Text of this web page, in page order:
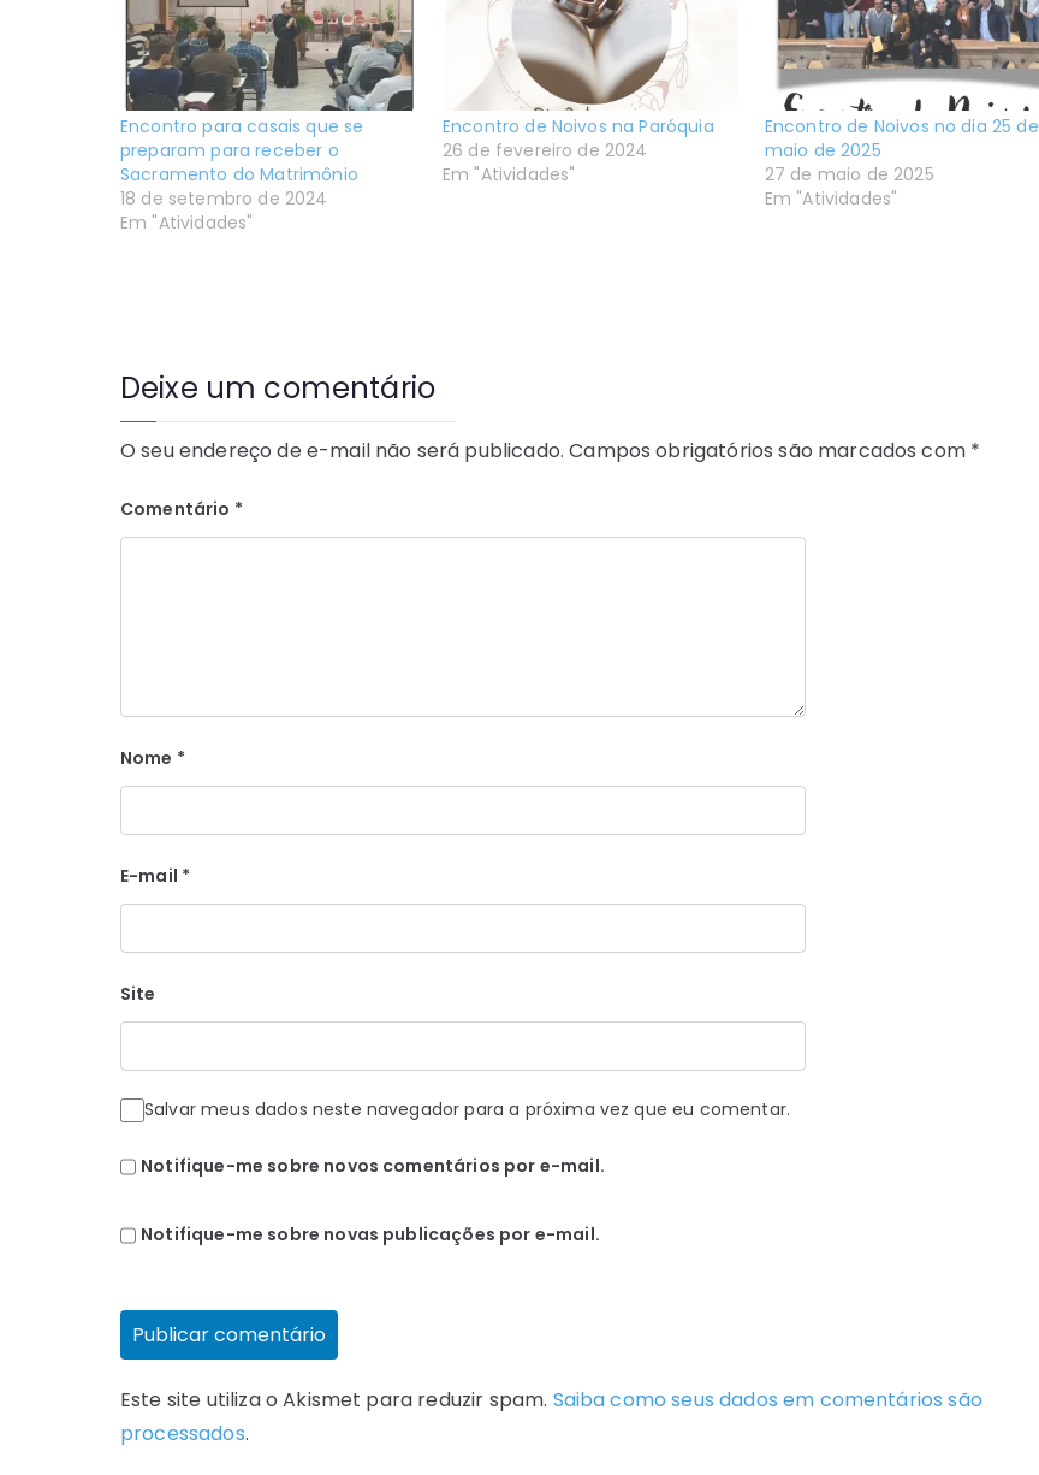
Encontro para casais que se
preparam para receber o
Sacramento do Matrimônio
18 de setembro de 2024
Em "Atividades"
Encontro de Noivos na Paróquia
26 de fevereiro de 2024
Em "Atividades"
Encontro de Noivos no dia 25 de
maio de 2025
27 de maio de 2025
Em "Atividades"
Deixe um comentário
O seu endereço de e-mail não será publicado. Campos obrigatórios são marcados com *
Comentário *
Nome *
E-mail *
Site
Salvar meus dados neste navegador para a próxima vez que eu comentar.
Notifique-me sobre novos comentários por e-mail.
Notifique-me sobre novas publicações por e-mail.
Este site utiliza o Akismet para reduzir spam. Saiba como seus dados em comentários são
processados.